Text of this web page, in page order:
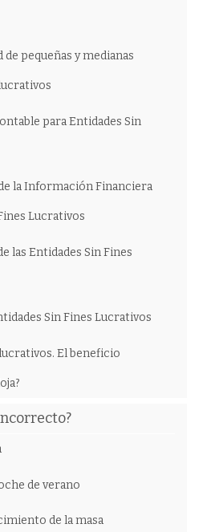
de pequeñas y medianas
para Entidades Sin
la Información Financiera
Lucrativos
las Entidades Sin Fines
Sin Fines Lucrativos
El beneficio
de verano
de la masa